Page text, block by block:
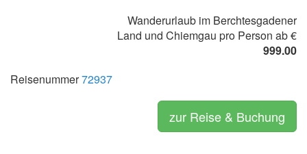
Wanderurlaub im Berchtesgadener
Land und Chiemgau pro Person ab €
999.00
Reisenummer72937
zur Reise & Buchung